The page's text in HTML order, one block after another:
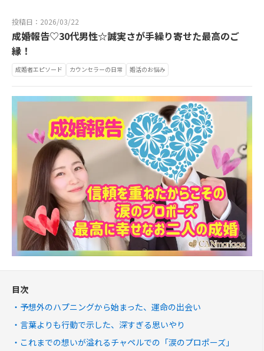
投稿日：2026/03/22
成婚報告♡30代男性☆誠実さが手繰り寄せた最高のご
縁！
成婚者エピソード カウンセラーの日常 婚活のお悩み
目次
予想外のハプニングから始まった、運命の出会い
言葉よりも行動で示した、深すぎる思いやり
これまでの想いが溢れるチャペルでの「涙のプロポーズ」